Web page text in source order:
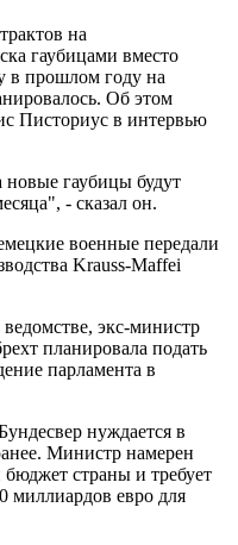
на
гаубицами вместо
в прошлом году на
Об этом
Писториус в интервью
новые гаубицы будут
- сказал он.
военные передали
Krauss-Maffei
экс-министр
планировала подать
парламента в
нуждается в
Министр намерен
страны и требует
миллиардов евро для